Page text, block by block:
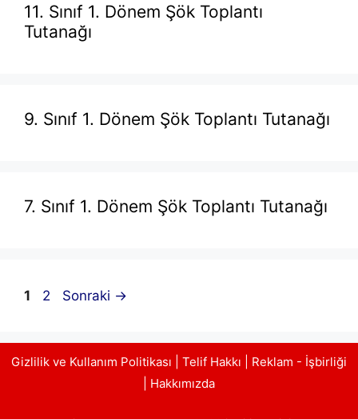
11. Sınıf 1. Dönem Şök Toplantı
Tutanağı
9. Sınıf 1. Dönem Şök Toplantı Tutanağı
7. Sınıf 1. Dönem Şök Toplantı Tutanağı
Sayfa
1 Sayfa
2 Sonraki →
Gizlilik ve Kullanım Politikası Telif Hakkı
Reklam - İşbirliği
Hakkımızda